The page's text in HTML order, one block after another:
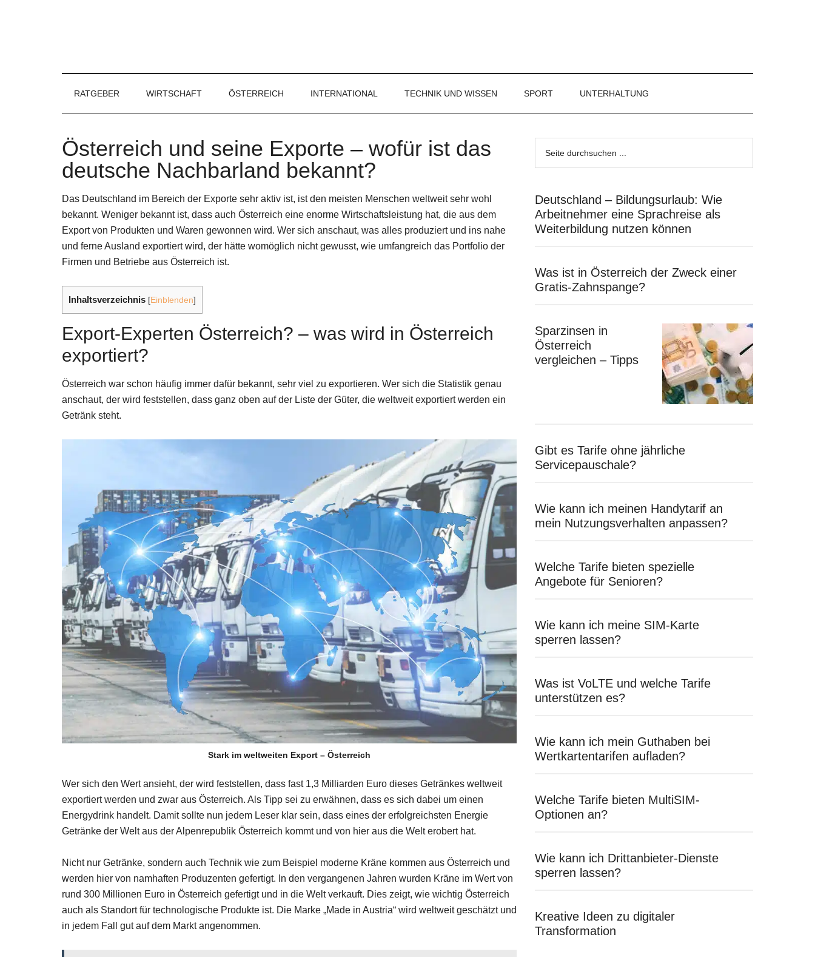
RATGEBER WIRTSCHAFT ÖSTERREICH INTERNATIONAL TECHNIK UND WISSEN SPORT UNTERHALTUNG
Österreich und seine Exporte – wofür ist das
deutsche Nachbarland bekannt?
Das Deutschland im Bereich der Exporte sehr aktiv ist, ist den meisten Menschen weltweit sehr wohl
bekannt. Weniger bekannt ist, dass auch Österreich eine enorme Wirtschaftsleistung hat, die aus dem
Export von Produkten und Waren gewonnen wird. Wer sich anschaut, was alles produziert und ins nahe
und ferne Ausland exportiert wird, der hätte womöglich nicht gewusst, wie umfangreich das Portfolio der
Firmen und Betriebe aus Österreich ist.
Inhaltsverzeichnis [Einblenden]
Export-Experten Österreich? – was wird in Österreich
exportiert?
Österreich war schon häufig immer dafür bekannt, sehr viel zu exportieren. Wer sich die Statistik genau
anschaut, der wird feststellen, dass ganz oben auf der Liste der Güter, die weltweit exportiert werden ein
Getränk steht.
Stark im weltweiten Export – Österreich
Wer sich den Wert ansieht, der wird feststellen, dass fast 1,3 Milliarden Euro dieses Getränkes weltweit
exportiert werden und zwar aus Österreich. Als Tipp sei zu erwähnen, dass es sich dabei um einen
Energydrink handelt. Damit sollte nun jedem Leser klar sein, dass eines der erfolgreichsten Energie
Getränke der Welt aus der Alpenrepublik Österreich kommt und von hier aus die Welt erobert hat.
Nicht nur Getränke, sondern auch Technik wie zum Beispiel moderne Kräne kommen aus Österreich und
werden hier von namhaften Produzenten gefertigt. In den vergangenen Jahren wurden Kräne im Wert von
rund 300 Millionen Euro in Österreich gefertigt und in die Welt verkauft. Dies zeigt, wie wichtig Österreich
auch als Standort für technologische Produkte ist. Die Marke „Made in Austria“ wird weltweit geschätzt und
in jedem Fall gut auf dem Markt angenommen.
Deutschland – Bildungsurlaub: Wie
Arbeitnehmer eine Sprachreise als
Weiterbildung nutzen können
Was ist in Österreich der Zweck einer
Gratis-Zahnspange?
Sparzinsen in
Österreich
vergleichen – Tipps
Gibt es Tarife ohne jährliche
Servicepauschale?
Wie kann ich meinen Handytarif an
mein Nutzungsverhalten anpassen?
Welche Tarife bieten spezielle
Angebote für Senioren?
Wie kann ich meine SIM-Karte
sperren lassen?
Was ist VoLTE und welche Tarife
unterstützen es?
Wie kann ich mein Guthaben bei
Wertkartentarifen aufladen?
Welche Tarife bieten MultiSIM-
Optionen an?
Wie kann ich Drittanbieter-Dienste
sperren lassen?
Kreative Ideen zu digitaler
Transformation